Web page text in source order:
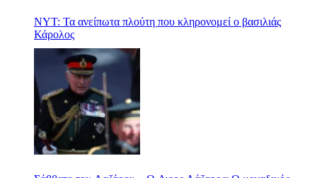
NYT: Τα ανείπωτα πλούτη που κληρονομεί ο βασιλιάς
Κάρολος